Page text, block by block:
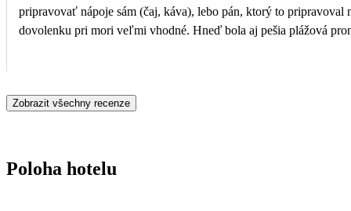
pripravovať nápoje sám (čaj, káva), lebo pán, ktorý to pripravoval
dovolenku pri mori veľmi vhodné.
Zobrazit všechny recenze
Poloha hotelu